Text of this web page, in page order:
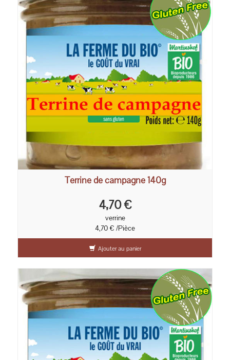
Terrine de campagne 140g
4,70 €
verrine
4,70 € /Pièce
Ajouter au panier